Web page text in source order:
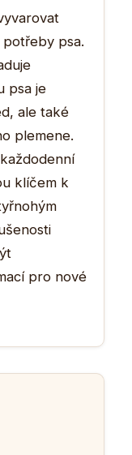
potřeby psa.
psa je
ale také
plemene.
klíčem k
pro nové